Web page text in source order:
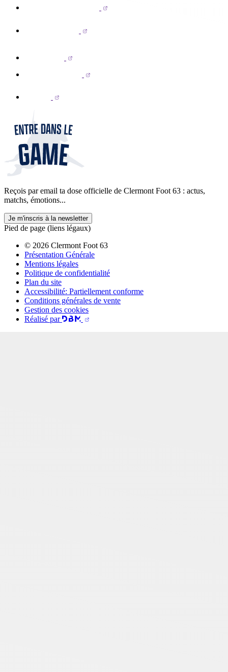
Reçois par email ta dose officielle de Clermont Foot 63 : actus,
matchs, émotions...
Je m'inscris à la newsletter
Pied de page (liens légaux)
© 2026 Clermont Foot 63
Présentation Générale
Mentions légales
Politique de confidentialité
Plan du site
Accessibilité: Partiellement conforme
Conditions générales de vente
Gestion des cookies
Réalisé par